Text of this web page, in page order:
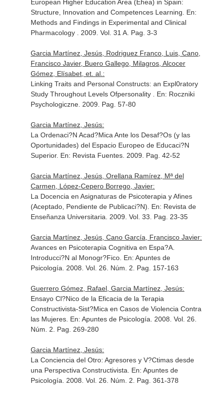
European Higher Education Area (Ehea) in Spain:
Structure, Innovation and Competences Learning. En:
Methods and Findings in Experimental and Clinical
Pharmacology
. 2009. Vol. 31 A. Pag. 3-3
Garcia Martínez, Jesús, Rodriguez Franco, Luis, Cano,
Francisco Javier, Buero Gallego, Milagros, Alcocer
Gómez, Elísabet, et. al.:
Linking Traits and Personal Constructs: an Expl0ratory
Study Throughout Levels Ofpersonality . En: Roczniki
Psychologiczne. 2009. Pag. 57-80
Garcia Martínez, Jesús:
La Ordenaci?N Acad?Mica Ante los Desaf?Os (y las
Oportunidades) del Espacio Europeo de Educaci?N
Superior. En: Revista Fuentes. 2009. Pag. 42-52
Garcia Martínez, Jesús, Orellana Ramírez, Mª del
Carmen, López-Cepero Borrego, Javier:
La Docencia en Asignaturas de Psicoterapia y Afines
(Aceptado, Pendiente de Publicaci?N). En: Revista de
Enseñanza Universitaria . 2009. Vol. 33. Pag. 23-35
Garcia Martínez, Jesús, Cano García, Francisco Javier:
Avances en Psicoterapia Cognitiva en Espa?A.
Introducci?N al Monogr?Fico. En: Apuntes de
Psicología . 2008. Vol. 26. Núm. 2. Pag. 157-163
Guerrero Gómez, Rafael, Garcia Martínez, Jesús:
Ensayo Cl?Nico de la Eficacia de la Terapia
Constructivista-Sist?Mica en Casos de Violencia Contra
las Mujeres. En: Apuntes de Psicología . 2008. Vol. 26.
Núm. 2. Pag. 269-280
Garcia Martínez, Jesús:
La Conciencia del Otro: Agresores y V?Ctimas desde
una Perspectiva Constructivista. En: Apuntes de
Psicología . 2008. Vol. 26. Núm. 2. Pag. 361-378